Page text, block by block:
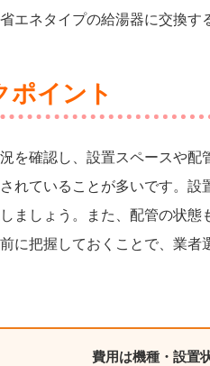
エネタイプの給湯器に交換す
ポイント
を確認し、設置スペースや
れていることが多いです。
ましょう。また、配管の状
に把握しておくことで、業者
費用は機種・設置